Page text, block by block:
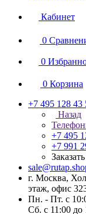
Кабинет
0
0
0 Корзина
+7 495 128 43
Назад
+7 495
+7 991
г. Москва,
этаж, офис
Пн. - Пт. с
Сб. с 11:00 до